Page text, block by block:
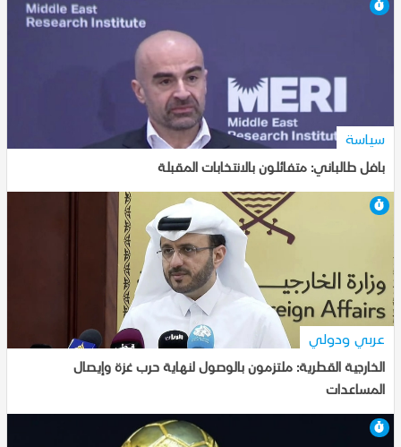
سياسة
بافل طالباني: متفائلون بالانتخابات المقبلة
عربي ودولي
الخارجية القطرية: ملتزمون بالوصول لنهاية حرب غزة وإيصال
المساعدات